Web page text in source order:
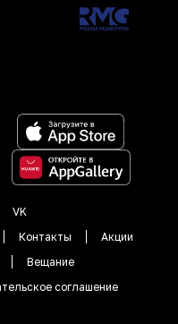
VK
Контакты
Акции
Вещание
соглашение